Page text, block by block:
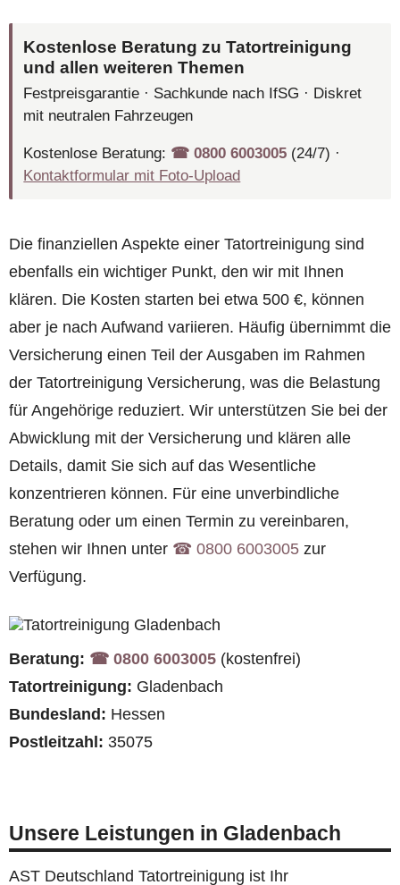
Kostenlose Beratung zu Tatortreinigung
und allen weiteren Themen
Festpreisgarantie · Sachkunde nach IfSG · Diskret
mit neutralen Fahrzeugen
Kostenlose Beratung: ☎︎ 0800 6003005 (24/7) ·
Kontaktformular mit Foto-Upload
Die finanziellen Aspekte einer Tatortreinigung sind
ebenfalls ein wichtiger Punkt, den wir mit Ihnen
klären. Die Kosten starten bei etwa 500 €, können
aber je nach Aufwand variieren. Häufig übernimmt die
Versicherung einen Teil der Ausgaben im Rahmen
der Tatortreinigung Versicherung, was die Belastung
für Angehörige reduziert. Wir unterstützen Sie bei der
Abwicklung mit der Versicherung und klären alle
Details, damit Sie sich auf das Wesentliche
konzentrieren können. Für eine unverbindliche
Beratung oder um einen Termin zu vereinbaren,
stehen wir Ihnen unter ☎︎ 0800 6003005 zur
Verfügung.
Beratung: ☎︎ 0800 6003005 (kostenfrei)
Tatortreinigung: Gladenbach
Bundesland: Hessen
Postleitzahl: 35075
Unsere Leistungen in Gladenbach
AST Deutschland Tatortreinigung ist Ihr